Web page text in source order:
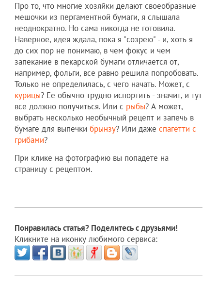
Про то, что многие хозяйки делают своеобразные
мешочки из пергаментной бумаги, я слышала
неоднократно. Но сама никогда не готовила.
Наверное, идея ждала, пока я "созрею" - и, хоть я
до сих пор не понимаю, в чем фокус и чем
запекание в пекарской бумаги отличается от,
например, фольги, все равно решила попробовать.
Только не определилась, с чего начать. Может, с
курицы? Ее обычно трудно испортить - значит, и тут
все должно получиться. Или с рыбы? А может,
выбрать несколько необычный рецепт и запечь в
бумаге для выпечки брынзу? Или даже спагетти с
грибами?
При клике на фотографию вы попадете на
страницу с рецептом.
Понравилась статья? Поделитесь с друзьями!
Кликните на иконку любимого сервиса: